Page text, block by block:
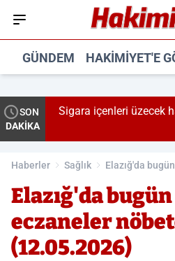
GÜNDEM HAKIMIYET'E
SON
DAKİKA
Sigara içenleri üzecek
Haberler Sağlık
Elazığ'da
Elazığ'da
eczaneler
(12.05.2026)